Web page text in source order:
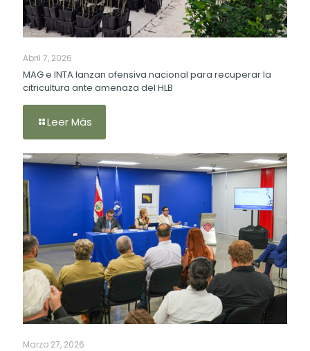
Abril 7, 2026
MAG e INTA lanzan ofensiva nacional para recuperar la
citricultura ante amenaza del HLB
Leer Más
Marzo 27, 2026